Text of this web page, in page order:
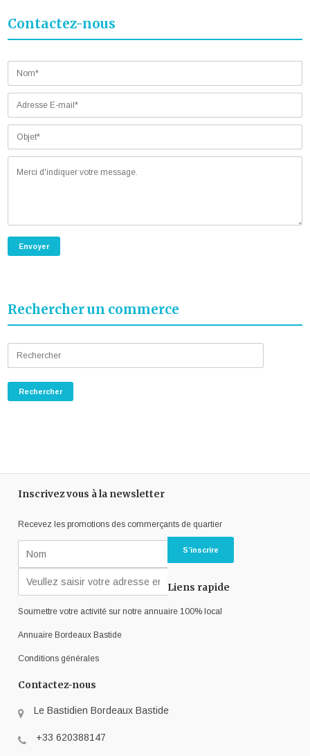
Contactez-nous
Rechercher un commerce
Inscrivez vous à la newsletter
Recevez les promotions des commerçants de quartier
Liens rapide
Soumettre votre activité sur notre annuaire 100% local
Annuaire Bordeaux Bastide
Conditions générales
Contactez-nous
Le Bastidien Bordeaux Bastide
+33 620388147